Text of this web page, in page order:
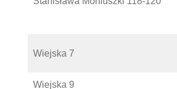
Wiejska 7
Wiejska 9